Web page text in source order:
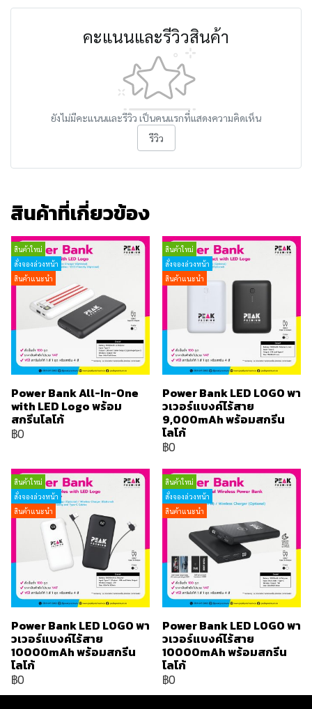
คะแนนและรีวิวสินค้า
ยังไม่มีคะแนนและรีวิว เป็นคนแรกที่แสดงความคิดเห็น
รีวิว
สินค้าที่เกี่ยวข้อง
สินค้าใหม่
สั่งจองล่วงหน้า
สินค้าแนะนำ
Power Bank All-In-One
with LED Logo พร้อม
สกรีนโลโก้
฿0
สินค้าใหม่
สั่งจองล่วงหน้า
สินค้าแนะนำ
Power Bank LED LOGO พา
วเวอร์แบงค์ไร้สาย
9,000mAh พร้อมสกรีน
โลโก้
฿0
สินค้าใหม่
สั่งจองล่วงหน้า
สินค้าแนะนำ
Power Bank LED LOGO พา
วเวอร์แบงค์ไร้สาย
10000mAh พร้อมสกรีน
โลโก้
฿0
สินค้าใหม่
สั่งจองล่วงหน้า
สินค้าแนะนำ
Power Bank LED LOGO พา
วเวอร์แบงค์ไร้สาย
10000mAh พร้อมสกรีน
โลโก้
฿0